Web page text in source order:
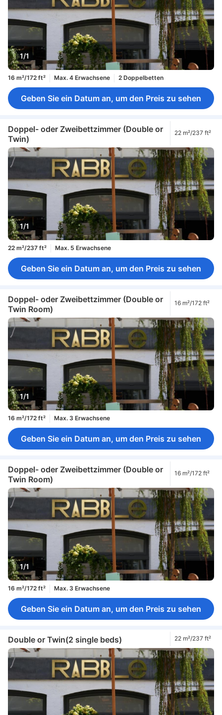
1/1
16 m²/172 ft² Max. 4 Erwachsene 2 Doppelbetten
Geben Sie ein Datum an, um den Preis zu sehen
Doppel- oder Zweibettzimmer (Double or
Twin)
22 m²/237 ft²
1/1
22 m²/237 ft² Max. 5 Erwachsene
Geben Sie ein Datum an, um den Preis zu sehen
Doppel- oder Zweibettzimmer (Double or
Twin Room)
16 m²/172 ft²
1/1
16 m²/172 ft² Max. 3 Erwachsene
Geben Sie ein Datum an, um den Preis zu sehen
Doppel- oder Zweibettzimmer (Double or
Twin Room)
16 m²/172 ft²
1/1
16 m²/172 ft² Max. 3 Erwachsene
Geben Sie ein Datum an, um den Preis zu sehen
Double or Twin(2 single beds) 22 m²/237 ft²